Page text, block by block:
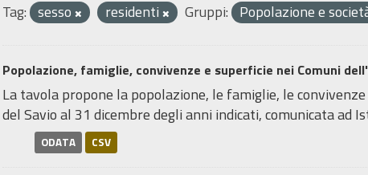
Tag: sesso residenti Gruppi: Popolazione e
Popolazione, famiglie, convivenze e superficie nei Comuni
La tavola propone la popolazione, le famiglie, le
del Savio al 31 dicembre degli anni indicati, comunicata ad
ODATA CSV